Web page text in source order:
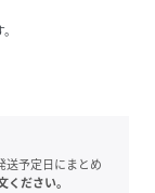
予定日にまとめ
ださい。